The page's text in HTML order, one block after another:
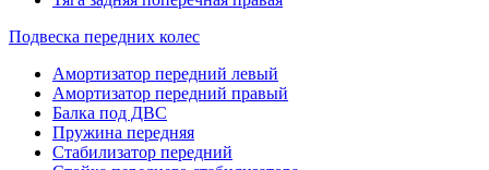
Подвеска передних колес
Амортизатор передний левый
Амортизатор передний правый
Балка под ДВС
Пружина передняя
Стабилизатор передний